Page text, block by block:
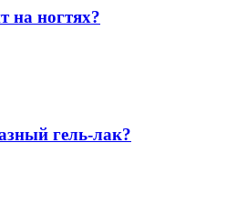
на ногтях?
гель-лак?